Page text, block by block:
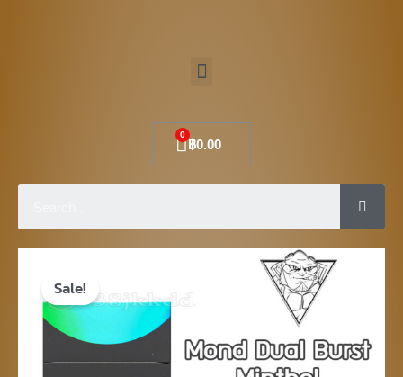
Menu
฿0.00
Cart
Sale! price
was:
฿720.00.
is:
฿520.00.